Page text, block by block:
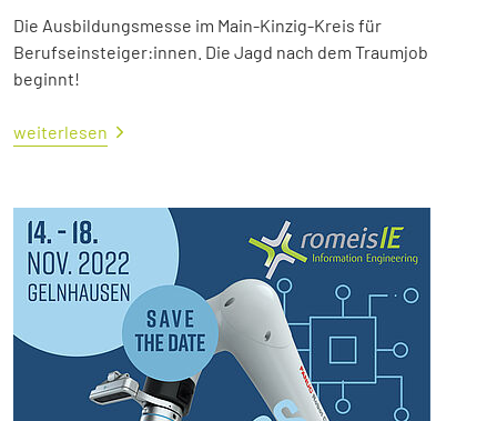
Die Ausbildungsmesse im Main-Kinzig-Kreis für
Berufseinsteiger:innen. Die Jagd nach dem Traumjob
beginnt!
weiterlesen